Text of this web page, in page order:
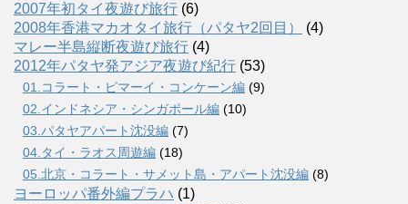
2007年初タイ夜遊び旅行 (6)
2008年香港マカオタイ旅行（パタヤ2回目）
(4)
マレー半島縦断夜遊び旅行 (4)
2012年パタヤ発アジア夜遊び紀行 (53)
01.コラート・ピマーイ・コンケーン編 (9)
02.インドネシア・シンガポール編 (10)
03.パタヤアパート沈没編 (7)
04.タイ・ラオス周遊編 (18)
05.北京・コラート・サメット島・アパート沈没編 (8)
ヨーロッパ番外編プラハ (1)